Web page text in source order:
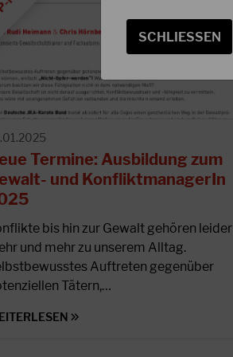
Termine: Ausbildung zum
und KonfliktmanagerIn
bis hin zur Gewalt gehören leider
und mehr zu unserem Alltag.
Auftreten gegenüber
Tätern,…
SCHLIESSEN